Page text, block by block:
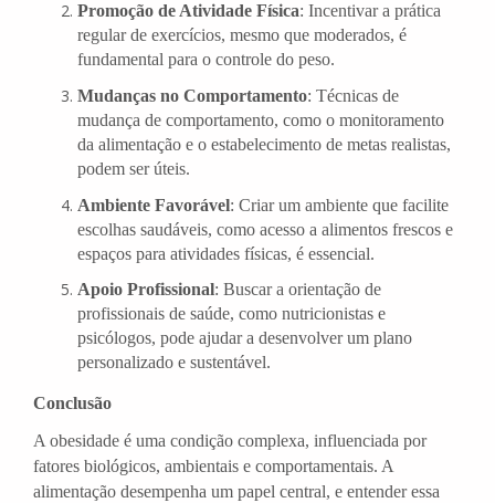
Promoção de Atividade Física: Incentivar a prática
regular de exercícios, mesmo que moderados, é
fundamental para o controle do peso.
Mudanças no Comportamento: Técnicas de
mudança de comportamento, como o monitoramento
da alimentação e o estabelecimento de metas realistas,
podem ser úteis.
Ambiente Favorável: Criar um ambiente que facilite
escolhas saudáveis, como acesso a alimentos frescos e
espaços para atividades físicas, é essencial.
Apoio Profissional: Buscar a orientação de
profissionais de saúde, como nutricionistas e
psicólogos, pode ajudar a desenvolver um plano
personalizado e sustentável.
Conclusão
A obesidade é uma condição complexa, influenciada por
fatores biológicos, ambientais e comportamentais. A
alimentação desempenha um papel central, e entender essa